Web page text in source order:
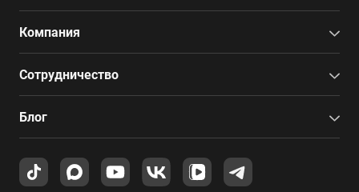
Компания
Сотрудничество
Блог